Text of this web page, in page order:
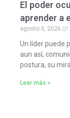
El poder
aprender a
agosto 6, 2026
Un líder puede
aun así,
postura, su
Leer más »